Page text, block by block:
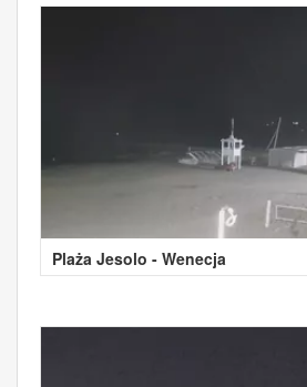
Plaża Jesolo - Wenecja